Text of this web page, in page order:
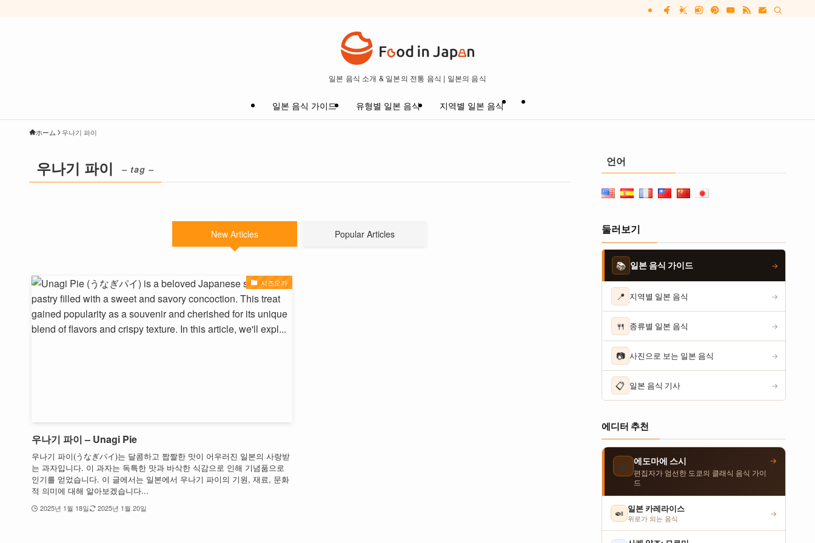
일본 음식 소개 & 일본의 전통 음식 | 일본의 음식
일본 음식 가이드 유형별 일본 음식 지역별 일본 음식
ホーム 우나기 파이
우나기 파이 – tag –
New Articles Popular Articles
시즈오카
우나기 파이 – Unagi Pie
우나기 파이(うなぎパイ)는 달콤하고 짭짤한 맛이 어우러진 일본의 사랑받
는 과자입니다. 이 과자는 독특한 맛과 바삭한 식감으로 인해 기념품으로
인기를 얻었습니다. 이 글에서는 일본에서 우나기 파이의 기원, 재료, 문화
적 의미에 대해 알아보겠습니다...
2025년 1월 18일 2025년 1월 20일
언어
둘러보기
📚 일본 음식 가이드 →
📍 지역별 일본 음식 →
🍴 종류별 일본 음식 →
📷 사진으로 보는 일본 음식 →
📋 일본 음식 기사 →
에디터 추천
🍣 에도마에 스시
편집자가 엄선한 도쿄의 클래식 음식 가이
드
→
🍛 일본 카레라이스
위로가 되는 음식
→